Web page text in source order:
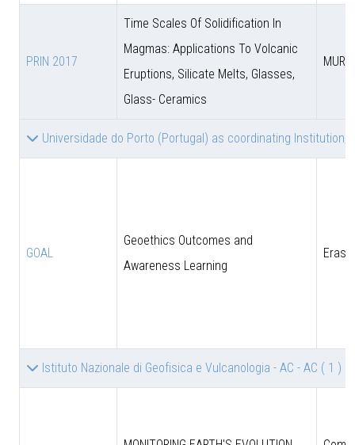
PRIN 2017
Time Scales Of Solidification In
Magmas: Applications To Volcanic
Eruptions, Silicate Melts, Glasses,
Glass- Ceramics
MUR
Universidade do Porto (Portugal) as coordinating Institution,
GOAL
Geoethics Outcomes and
Awareness Learning
Istituto Nazionale di Geofisica e Vulcanologia - AC - AC ( 1 )